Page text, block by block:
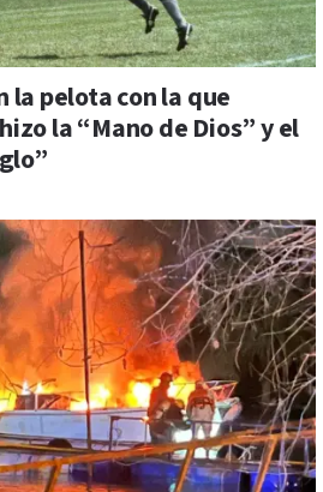
la pelota con la que
la “Mano de Dios” y el